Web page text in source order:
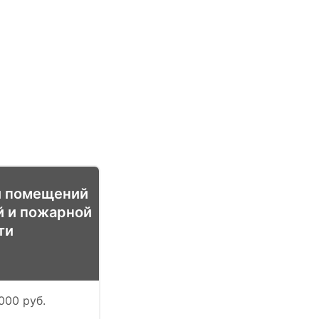
помещений
и пожарной
руб.